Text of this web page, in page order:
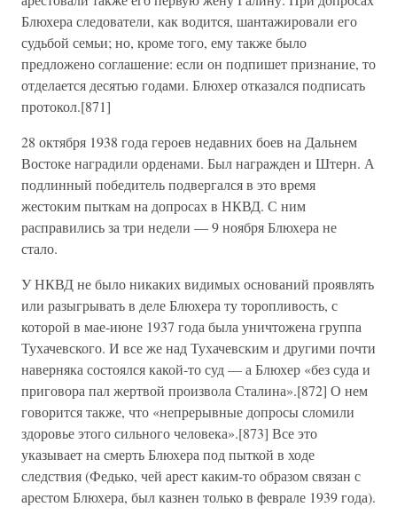
Блюхера следователи, как водится, шантажировали его
судьбой семьи; но, кроме того, ему также было
предложено соглашение: если он подпишет признание, то
отделается десятью годами. Блюхер отказался подписать
протокол.[871]
28 октября 1938 года героев недавних боев на Дальнем
Востоке наградили орденами. Был награжден и Штерн. А
подлинный победитель подвергался в это время
жестоким пыткам на допросах в НКВД. С ним
расправились за три недели — 9 ноября Блюхера не
стало.
У НКВД не было никаких видимых оснований проявлять
или разыгрывать в деле Блюхера ту торопливость, с
которой в мае-июне 1937 года была уничтожена группа
Тухачевского. И все же над Тухачевским и другими почти
наверняка состоялся какой-то суд — а Блюхер «без суда и
приговора пал жертвой произвола Сталина».[872] О нем
говорится также, что «непрерывные допросы сломили
здоровье этого сильного человека».[873] Все это
указывает на смерть Блюхера под пыткой в ходе
следствия (Федько, чей арест каким-то образом связан с
арестом Блюхера, был казнен только в феврале 1939 года).